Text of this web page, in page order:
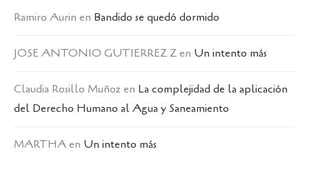
Ramiro Aurin en Bandido se quedó dormido
JOSE ANTONIO GUTIERREZ Zen Un intento más
Claudia Rosillo Muñoz en La complejidad de la aplicación
del Derecho Humano al Agua y Saneamiento
MARTHAen Un intento más